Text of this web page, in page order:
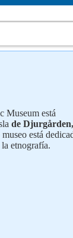
Museum está
de Djurgården,
museo está
etnografía.